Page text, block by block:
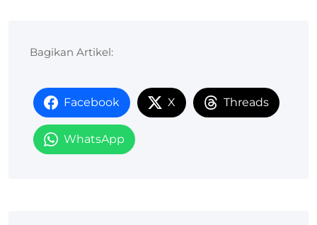
Bagikan Artikel:
Facebook X Threads
WhatsApp